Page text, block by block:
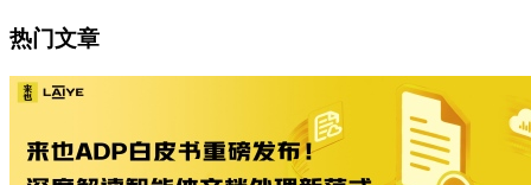
热门文章